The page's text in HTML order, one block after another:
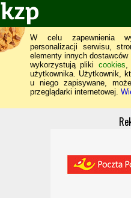
W celu zapewnienia
personalizacji serwisu,
elementy innych
wykorzystują pliki cookies,
użytkownika. Użytkownik,
u niego zapisywane,
przeglądarki internetowej.